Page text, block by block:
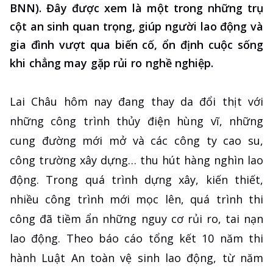
BNN). Đây được xem là một trong những trụ
cột an sinh quan trọng, giúp người lao động và
gia đình vượt qua biến cố, ổn định cuộc sống
khi chẳng may gặp rủi ro nghề nghiệp.
Lai Châu hôm nay đang thay da đổi thịt với
những công trình thủy điện hùng vĩ, những
cung đường mới mở và các công ty cao su,
công trường xây dựng… thu hút hàng nghìn lao
động. Trong quá trình dựng xây, kiến thiết,
nhiều công trình mới mọc lên, quá trình thi
công đã tiềm ẩn những nguy cơ rủi ro, tai nạn
lao động. Theo báo cáo tổng kết 10 năm thi
hành Luật An toàn vệ sinh lao động, từ năm